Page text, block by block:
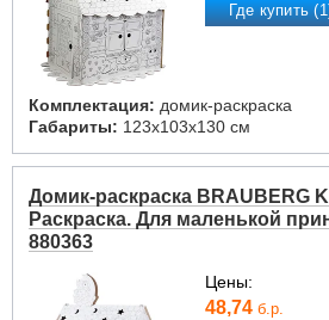
Где купить
Комплектация: домик-раскраска
Габариты: 123x103x130 см
Домик-раскраска BRAUBERG
Раскраска. Для маленькой
880363
Цены:
48,74 б.р.